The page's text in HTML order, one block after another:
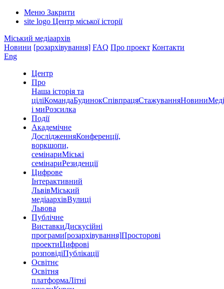
Меню Закрити
site logo Центр міської історії
Міський медіаархів
Новини [розархівування] FAQ Про проект Контакти
Eng
Центр
Про
Наша історія та
ціліКомандаБудинокСпівпрацяСтажуванняНовини
і миРозсилка
Події
Академічне
ДослідженняКонференції,
воркшопи,
семінариМіські
семінариРезиденції
Цифрове
Інтерактивний
ЛьвівМіський
медіаархівВулиці
Львова
Публічне
ВиставкиДискусійні
програми[розархівування]Просторові
проектиЦифрові
розповідіПублікації
Освітнє
Освітня
платформаЛітні